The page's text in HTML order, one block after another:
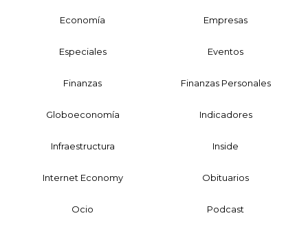
Economía Empresas
Especiales Eventos
Finanzas Finanzas Personales
Globoeconomía Indicadores
Infraestructura Inside
Internet Economy Obituarios
Ocio Podcast